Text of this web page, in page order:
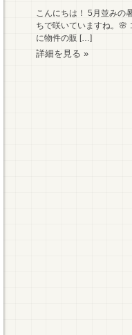
こんにちは！ 5月並みの
ちで咲いていますね。🌸
に物件の販 […]
詳細を見る »